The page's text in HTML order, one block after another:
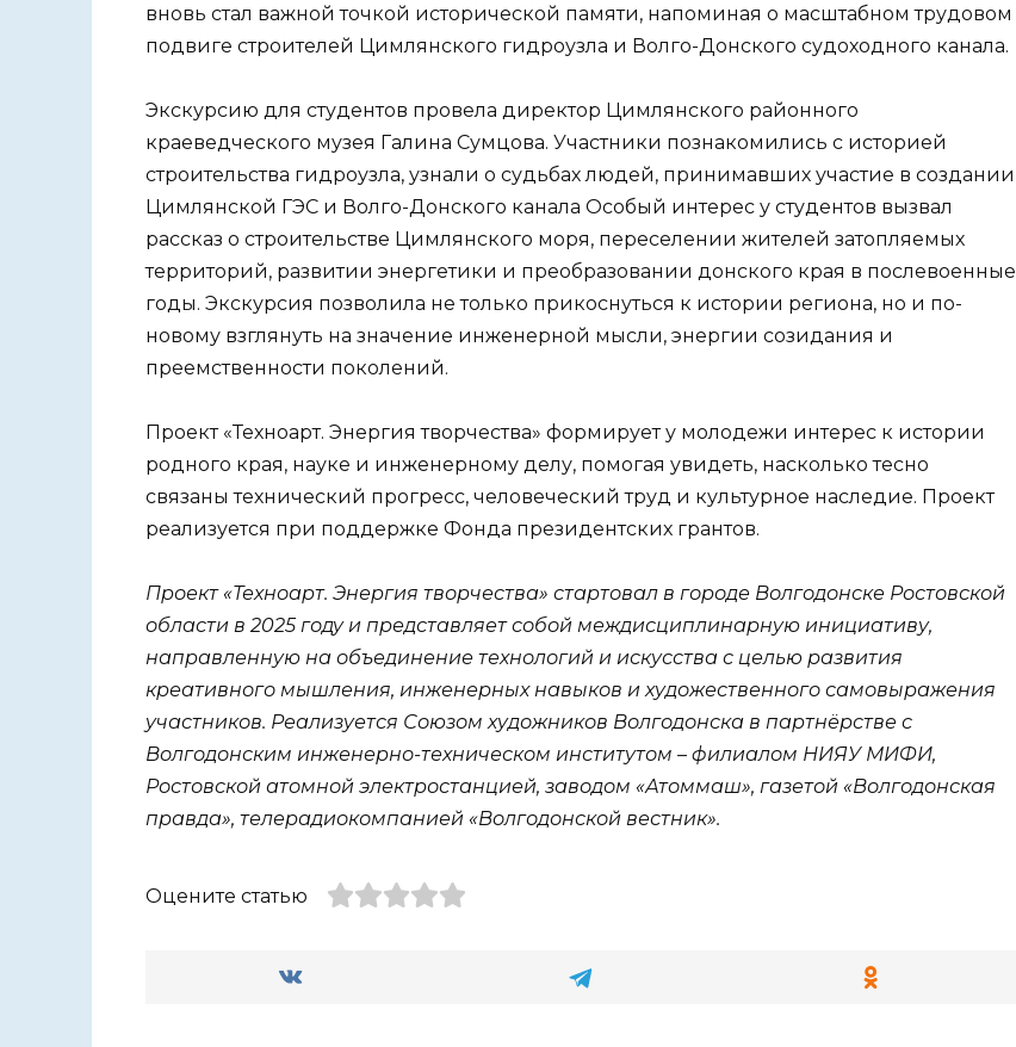
вновь стал важной точкой исторической памяти, напоминая о масштабном трудовом
подвиге строителей Цимлянского гидроузла и Волго-Донского судоходного канала.
Экскурсию для студентов провела директор Цимлянского районного
краеведческого музея Галина Сумцова. Участники познакомились с историей
строительства гидроузла, узнали о судьбах людей, принимавших участие в создании
Цимлянской ГЭС и Волго-Донского канала Особый интерес у студентов вызвал
рассказ о строительстве Цимлянского моря, переселении жителей затопляемых
территорий, развитии энергетики и преобразовании донского края в послевоенные
годы. Экскурсия позволила не только прикоснуться к истории региона, но и по-
новому взглянуть на значение инженерной мысли, энергии созидания и
преемственности поколений.
Проект «Техноарт. Энергия творчества» формирует у молодежи интерес к истории
родного края, науке и инженерному делу, помогая увидеть, насколько тесно
связаны технический прогресс, человеческий труд и культурное наследие. Проект
реализуется при поддержке Фонда президентских грантов.
Проект «Техноарт. Энергия творчества» стартовал в городе Волгодонске Ростовской
области в 2025 году и представляет собой междисциплинарную инициативу,
направленную на объединение технологий и искусства с целью развития
креативного мышления, инженерных навыков и художественного самовыражения
участников. Реализуется Союзом художников Волгодонска в партнёрстве с
Волгодонским инженерно-техническом институтом – филиалом НИЯУ МИФИ,
Ростовской атомной электростанцией, заводом «Атоммаш», газетой «Волгодонская
правда», телерадиокомпанией «Волгодонской вестник».
Оцените статью